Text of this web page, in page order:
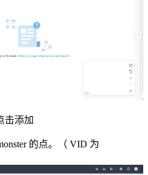
击添加
的点。（ VID 为